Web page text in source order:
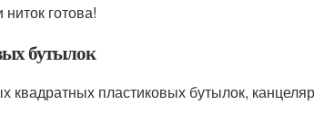
готова!
бутылок
пластиковых бутылок,